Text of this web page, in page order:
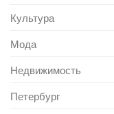
Культура
Мода
Недвижимость
Петербург